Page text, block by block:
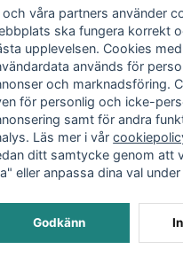
och våra partners använder
ska fungera korrekt
upplevelsen. Cookies
används för
och marknadsföring.
för personlig och icke-
samt för andra
Läs mer i vår
ditt samtycke genom att
eller anpassa dina val
Godkänn